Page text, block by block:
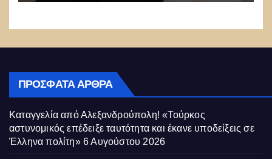
μέχρι στιγμής»
ΠΡΌΣΦΑΤΑ ΆΡΘΡΑ
Καταγγελία από Αλεξανδρούπολη! «Τούρκος
αστυνομικός επέδειξε ταυτότητα και έκανε υποδείξεις σε
Έλληνα πολίτη» 6 Αυγούστου 2026